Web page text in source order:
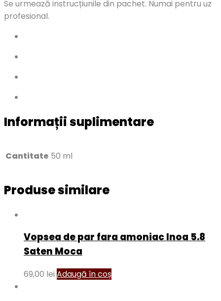
Se urmează instrucțiunile din pachet. Numai pentru uz
profesional.
Informații suplimentare
Cantitate 50 ml
Produse similare
Vopsea de par fara amoniac Inoa 5.8
Saten Moca
69,00 lei Adaugă în coș